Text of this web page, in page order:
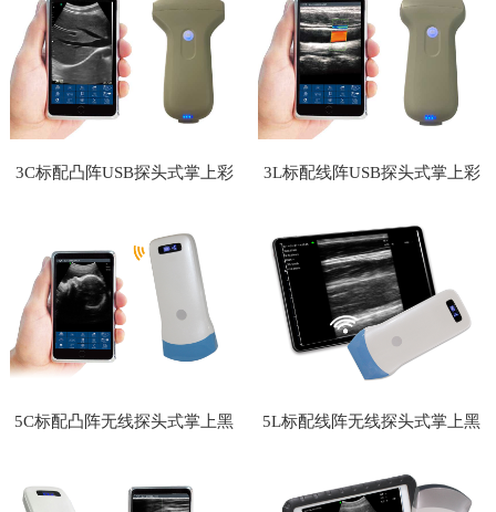
3C标配凸阵USB探头式掌上彩 3L标配线阵USB探头式掌上彩
超
5C标配凸阵无线探头式掌上黑
白超
5L标配线阵无线探头式掌上黑
白超